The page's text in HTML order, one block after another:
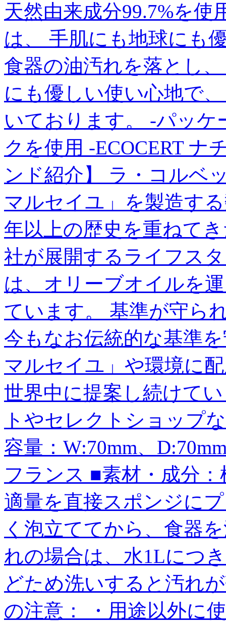
天然由来成分99.7%を
は、 手肌にも地球にも
食器の油汚れを落とし
にも優しい使い心地で
いております。 -パッケ
クを使用 -ECOCERT ナ
ンド紹介】 ラ・コルベ
マルセイユ」を製造す
年以上の歴史を重ねて
社が展開するライフス
は、オリーブオイルを
ています。 基準が守ら
今もなお伝統的な基準
マルセイユ」や環境に
世界中に提案し続けて
トやセレクトショップ
容量：W:70mm、
フランス ■素材・成分
適量を直接スポンジに
く泡立ててから、食器
れの場合は、水1Lにつ
どため洗いすると汚れ
の注意： ・用途以外に